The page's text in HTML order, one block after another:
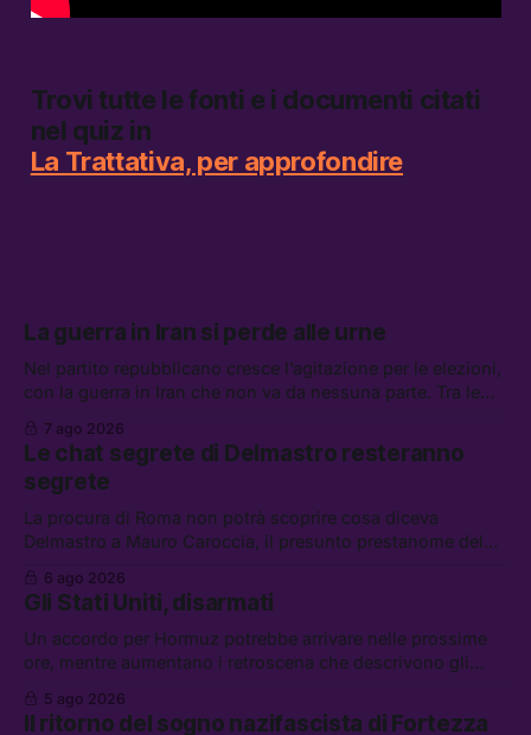
Trovi tutte le fonti e i documenti citati
nel quiz in
La Trattativa, per approfondire
La guerra in Iran si perde alle urne
Nel partito repubblicano cresce l’agitazione per le elezioni,
con la guerra in Iran che non va da nessuna parte. Tra le
altre notizie: due alti dirigenti del Mossad hanno perso il
lavoro, Schlein prova a mettere in sicurezza la coalizione, e
che cos’è lo “Spiralismo,” la religione degli agenti IA
7 ago 2026
Le chat segrete di Delmastro resteranno
segrete
La procura di Roma non potrà scoprire cosa diceva
Delmastro a Mauro Caroccia, il presunto prestanome del
clan Senese. Tra le altre notizie: le IDF hanno ripreso gli
attacchi in Libano, il governo chiederà 36 miliardi di
flessibilità in armi e energia, e Grokipedia è già stata
abbandonata
6 ago 2026
Gli Stati Uniti, disarmati
Un accordo per Hormuz potrebbe arrivare nelle prossime
ore, mentre aumentano i retroscena che descrivono gli
Stati Uniti come disarmati. Tra le altre notizie: le storie di
chi aspetta i dispersi di Ceuta, il boom dei carburanti
5 ago 2026
Il ritorno del sogno nazifascista di Fortezza